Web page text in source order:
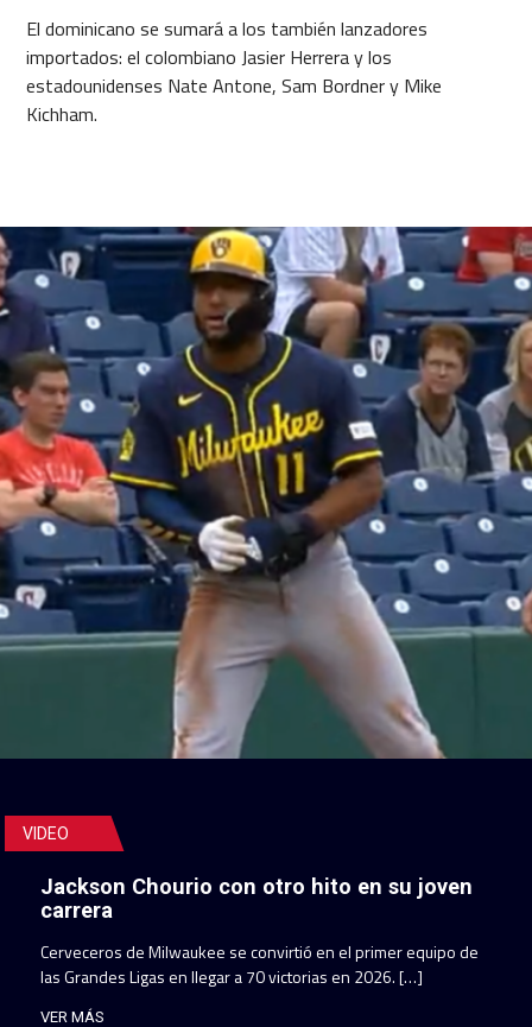
El dominicano se sumará a los también lanzadores
importados: el colombiano Jasier Herrera y los
estadounidenses Nate Antone, Sam Bordner y Mike
Kichham.
VIDEO
Jackson Chourio con otro hito en su joven
carrera
Cerveceros de Milwaukee se convirtió en el primer equipo de
las Grandes Ligas en llegar a 70 victorias en 2026. […]
VER MÁS